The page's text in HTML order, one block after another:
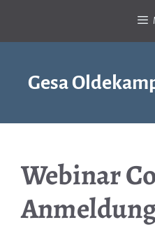
springen
Gesa
Webinar